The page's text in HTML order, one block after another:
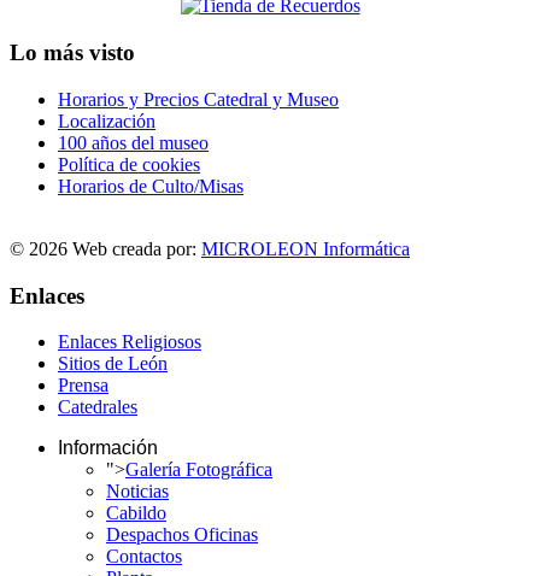
Lo más visto
Horarios y Precios Catedral y Museo
Localización
100 años del museo
Política de cookies
Horarios de Culto/Misas
© 2026 Web creada por: MICROLEON Informática
Enlaces
Enlaces Religiosos
Sitios de León
Prensa
Catedrales
Información
">Galería Fotográfica
Noticias
Cabildo
Despachos Oficinas
Contactos